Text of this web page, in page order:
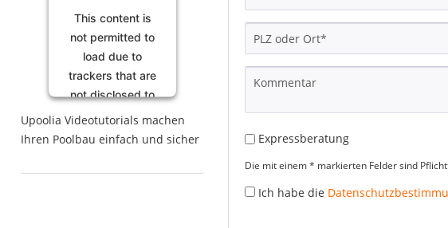
This content is
not permitted to
load due to
trackers that are
not disclosed to
the visitor. The
website owner
the site with
Upoolia Videotutorials machen
Ihren Poolbau einfach und sicher
Expressberatung
Die mit einem * markierten Felder sind
Ich habe die